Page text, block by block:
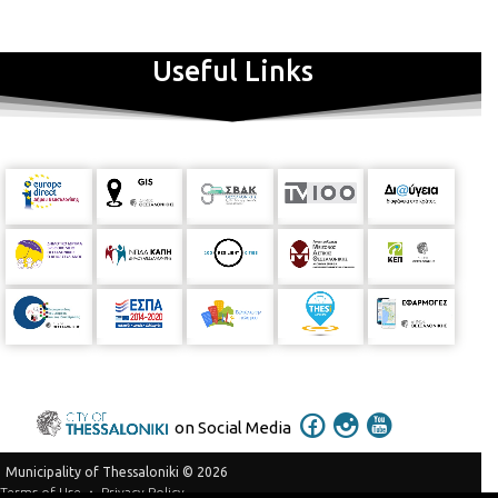
Useful Links
on Social Media
Municipality of Thessaloniki © 2026
Terms of Use
Privacy Policy